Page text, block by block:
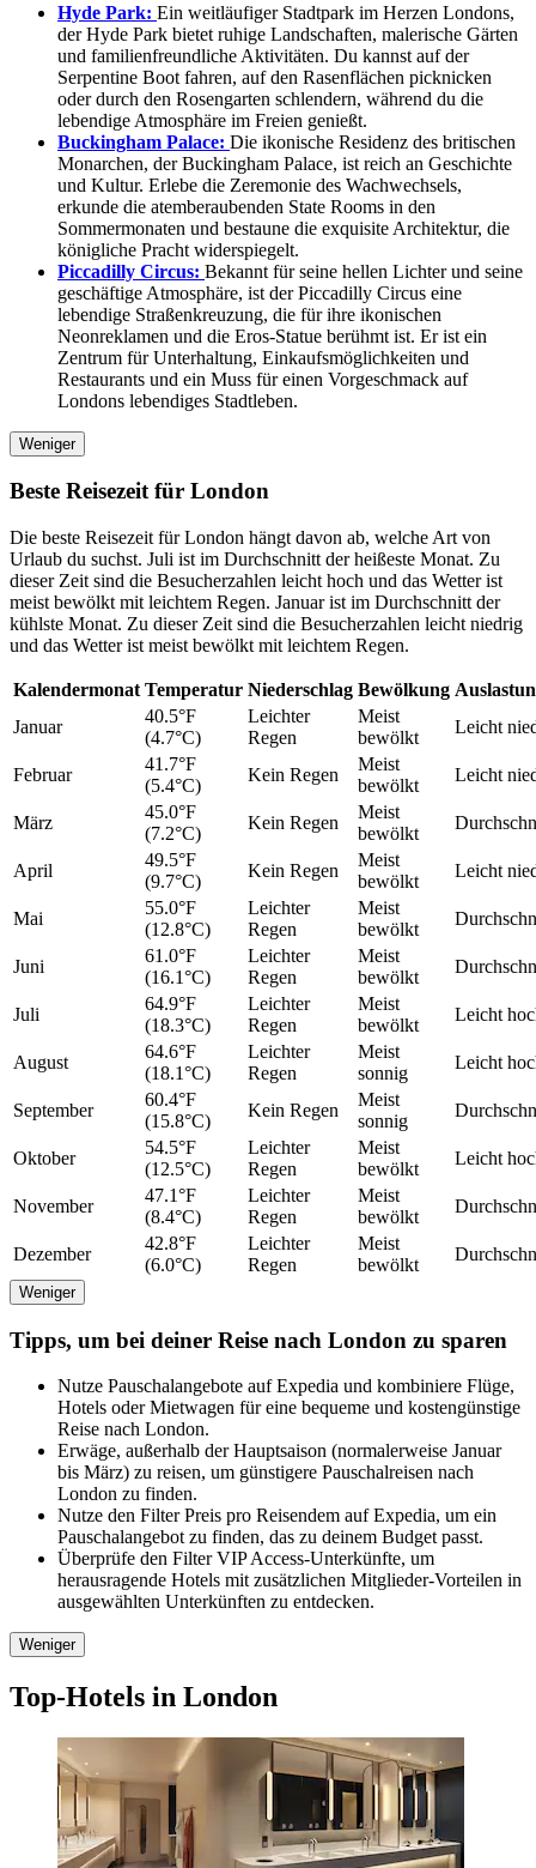
Hyde Park: Ein weitläufiger Stadtpark im Herzen Londons,
der Hyde Park bietet ruhige Landschaften, malerische Gärten
und familienfreundliche Aktivitäten. Du kannst auf der
Serpentine Boot fahren, auf den Rasenflächen picknicken
oder durch den Rosengarten schlendern, während du die
lebendige Atmosphäre im Freien genießt.
Buckingham Palace: Die ikonische Residenz des britischen
Monarchen, der Buckingham Palace, ist reich an Geschichte
und Kultur. Erlebe die Zeremonie des Wachwechsels,
erkunde die atemberaubenden State Rooms in den
Sommermonaten und bestaune die exquisite Architektur, die
königliche Pracht widerspiegelt.
Piccadilly Circus: Bekannt für seine hellen Lichter und seine
geschäftige Atmosphäre, ist der Piccadilly Circus eine
lebendige Straßenkreuzung, die für ihre ikonischen
Neonreklamen und die Eros-Statue berühmt ist. Er ist ein
Zentrum für Unterhaltung, Einkaufsmöglichkeiten und
Restaurants und ein Muss für einen Vorgeschmack auf
Londons lebendiges Stadtleben.
Weniger
Beste Reisezeit für London
Die beste Reisezeit für London hängt davon ab, welche Art von
Urlaub du suchst. Juli ist im Durchschnitt der heißeste Monat. Zu
dieser Zeit sind die Besucherzahlen leicht hoch und das Wetter ist
meist bewölkt mit leichtem Regen. Januar ist im Durchschnitt der
kühlste Monat. Zu dieser Zeit sind die Besucherzahlen leicht niedrig
und das Wetter ist meist bewölkt mit leichtem Regen.
Kalendermonat Temperatur Niederschlag Bewölkung
Januar
40.5°F
(4.7°C)
Leichter
Regen
Meist
bewölkt
Leicht
Februar
41.7°F
(5.4°C)
Kein Regen
Meist
bewölkt
Leicht
März
45.0°F
(7.2°C)
Kein Regen
Meist
bewölkt
April
49.5°F
(9.7°C)
Kein Regen
Meist
bewölkt
Leicht
Mai
55.0°F
(12.8°C)
Leichter
Regen
Meist
bewölkt
Juni
61.0°F
(16.1°C)
Leichter
Regen
Meist
bewölkt
Juli
64.9°F
(18.3°C)
Leichter
Regen
Meist
bewölkt
Leicht
August
64.6°F
(18.1°C)
Leichter
Regen
Meist
sonnig
Leicht
September
60.4°F
(15.8°C)
Kein Regen
Meist
sonnig
Oktober
54.5°F
(12.5°C)
Leichter
Regen
Meist
bewölkt
Leicht
November
47.1°F
(8.4°C)
Leichter
Regen
Meist
bewölkt
Dezember
42.8°F
(6.0°C)
Leichter
Regen
Meist
bewölkt
Weniger
Tipps, um bei deiner Reise nach London zu sparen
Nutze Pauschalangebote auf Expedia und kombiniere Flüge,
Hotels oder Mietwagen für eine bequeme und kostengünstige
Reise nach London.
Erwäge, außerhalb der Hauptsaison (normalerweise Januar
bis März) zu reisen, um günstigere Pauschalreisen nach
London zu finden.
Nutze den Filter Preis pro Reisendem auf Expedia, um ein
Pauschalangebot zu finden, das zu deinem Budget passt.
Überprüfe den Filter VIP Access-Unterkünfte, um
herausragende Hotels mit zusätzlichen Mitglieder-Vorteilen in
ausgewählten Unterkünften zu entdecken.
Weniger
Top-Hotels in London